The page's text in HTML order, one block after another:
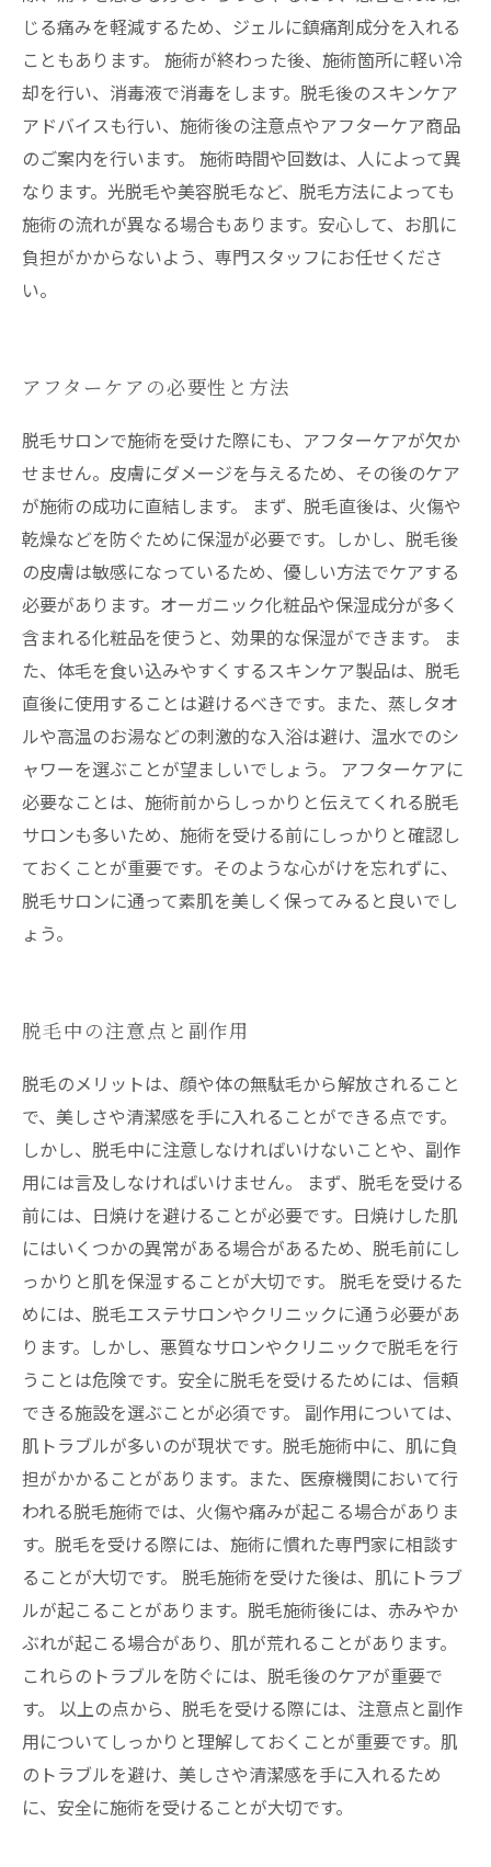
じる痛みを軽減するため、ジェルに鎮痛剤成分を入れる
こともあります。 施術が終わった後、施術箇所に軽い冷
却を行い、消毒液で消毒をします。脱毛後のスキンケア
アドバイスも行い、施術後の注意点やアフターケア商品
のご案内を行います。 施術時間や回数は、人によって異
なります。光脱毛や美容脱毛など、脱毛方法によっても
施術の流れが異なる場合もあります。安心して、お肌に
負担がかからないよう、専門スタッフにお任せくださ
い。
アフターケアの必要性と方法
脱毛サロンで施術を受けた際にも、アフターケアが欠か
せません。皮膚にダメージを与えるため、その後のケア
が施術の成功に直結します。 まず、脱毛直後は、火傷や
乾燥などを防ぐために保湿が必要です。しかし、脱毛後
の皮膚は敏感になっているため、優しい方法でケアする
必要があります。オーガニック化粧品や保湿成分が多く
含まれる化粧品を使うと、効果的な保湿ができます。 ま
た、体毛を食い込みやすくするスキンケア製品は、脱毛
直後に使用することは避けるべきです。また、蒸しタオ
ルや高温のお湯などの刺激的な入浴は避け、温水でのシ
ャワーを選ぶことが望ましいでしょう。 アフターケアに
必要なことは、施術前からしっかりと伝えてくれる脱毛
サロンも多いため、施術を受ける前にしっかりと確認し
ておくことが重要です。そのような心がけを忘れずに、
脱毛サロンに通って素肌を美しく保ってみると良いでし
ょう。
脱毛中の注意点と副作用
脱毛のメリットは、顔や体の無駄毛から解放されること
で、美しさや清潔感を手に入れることができる点です。
しかし、脱毛中に注意しなければいけないことや、副作
用には言及しなければいけません。 まず、脱毛を受ける
前には、日焼けを避けることが必要です。日焼けした肌
にはいくつかの異常がある場合があるため、脱毛前にし
っかりと肌を保湿することが大切です。 脱毛を受けるた
めには、脱毛エステサロンやクリニックに通う必要があ
ります。しかし、悪質なサロンやクリニックで脱毛を行
うことは危険です。安全に脱毛を受けるためには、信頼
できる施設を選ぶことが必須です。 副作用については、
肌トラブルが多いのが現状です。脱毛施術中に、肌に負
担がかかることがあります。また、医療機関において行
われる脱毛施術では、火傷や痛みが起こる場合がありま
す。脱毛を受ける際には、施術に慣れた専門家に相談す
ることが大切です。 脱毛施術を受けた後は、肌にトラブ
ルが起こることがあります。脱毛施術後には、赤みやか
ぶれが起こる場合があり、肌が荒れることがあります。
これらのトラブルを防ぐには、脱毛後のケアが重要で
す。 以上の点から、脱毛を受ける際には、注意点と副作
用についてしっかりと理解しておくことが重要です。肌
のトラブルを避け、美しさや清潔感を手に入れるため
に、安全に施術を受けることが大切です。